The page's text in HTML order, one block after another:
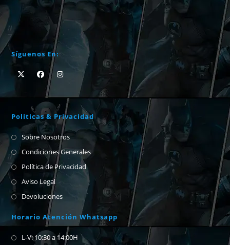
Síguenos En:
Políticas & Privacidad
Sobre Nosotros
Condiciones Generales
Política de Privacidad
Aviso Legal
Devoluciones
Horario Atención Whatsapp
L-V: 10:30 a 14:00H